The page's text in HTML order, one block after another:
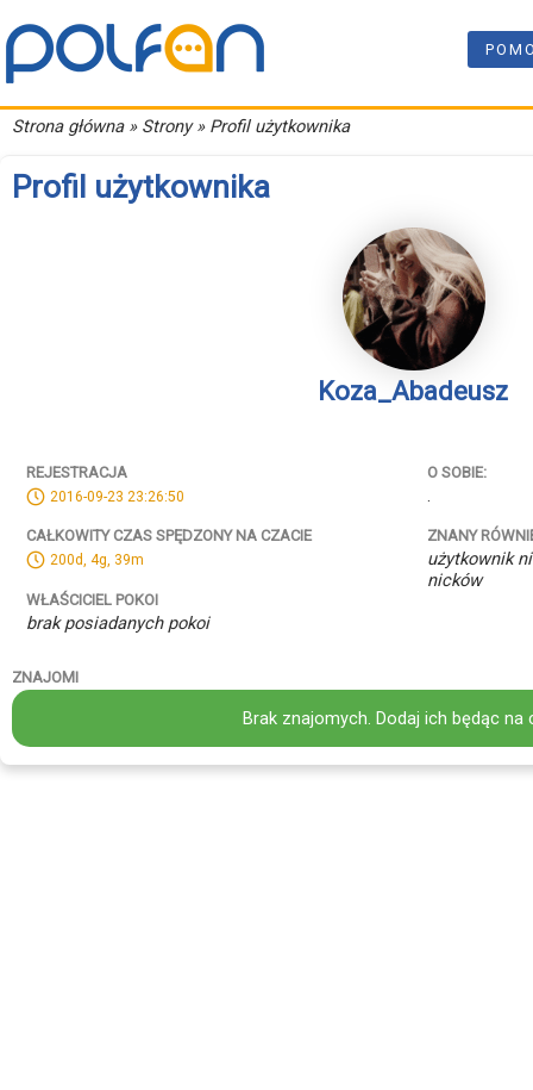
Strona główna» Strony » Profil użytkownika
Profil użytkownika
Koza_Abadeusz
REJESTRACJA
2016-09-23 23:26:50
CAŁKOWITY CZAS SPĘDZONY NA CZACIE
200d, 4g, 39m
WŁAŚCICIEL POKOI
brak posiadanych pokoi
O SOBIE:
.
ZNANY
użytkownik
nicków
ZNAJOMI
Brak znajomych. Dodaj ich będąc na